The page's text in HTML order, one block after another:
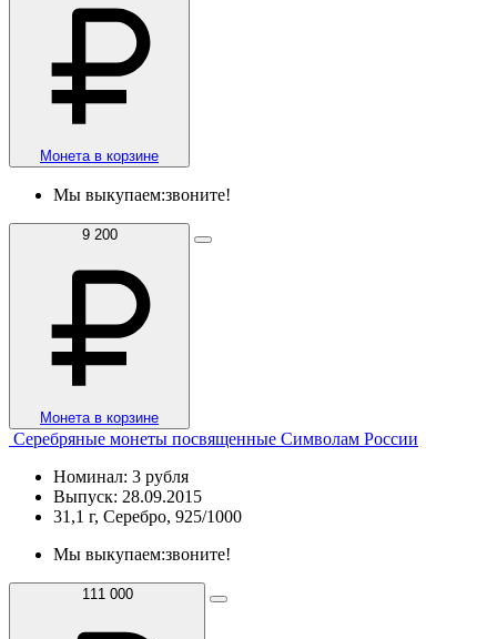
Монета в корзине
Мы выкупаем:звоните!
9 200
Монета в корзине
Серебряные монеты посвященные Символам России
Номинал: 3 рубля
Выпуск: 28.09.2015
31,1 г, Серебро, 925/1000
Мы выкупаем:звоните!
111 000